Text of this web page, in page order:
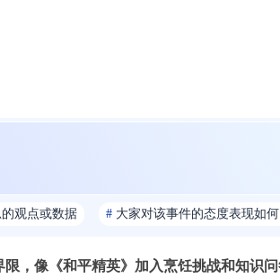
观点或数据 # 大家对该事件的态度表现如何
，像《和平精英》加入烹饪挑战和知识